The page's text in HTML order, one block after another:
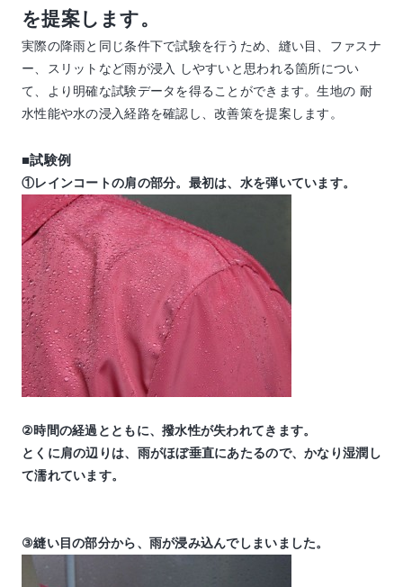
を提案します。
実際の降雨と同じ条件下で試験を行うため、縫い目、ファスナ
ー、スリットなど雨が浸入 しやすいと思われる箇所につい
て、より明確な試験データを得ることができます。生地の 耐
水性能や水の浸入経路を確認し、改善策を提案します。
■試験例
①レインコートの肩の部分。最初は、水を弾いています。
②時間の経過とともに、撥水性が失われてきます。
とくに肩の辺りは、雨がほぼ垂直にあたるので、かなり湿潤し
て濡れています。
③縫い目の部分から、雨が浸み込んでしまいました。